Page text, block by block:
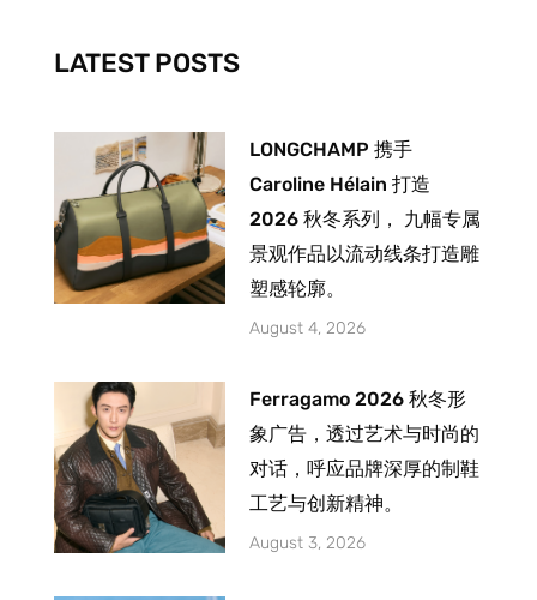
-
f
m
LATEST POSTS
LONGCHAMP 携手
Caroline Hélain 打造
2026 秋冬系列， 九幅专属
景观作品以流动线条打造雕
塑感轮廓。
August 4, 2026
Ferragamo 2026 秋冬形
象广告，透过艺术与时尚的
对话，呼应品牌深厚的制鞋
工艺与创新精神。
August 3, 2026